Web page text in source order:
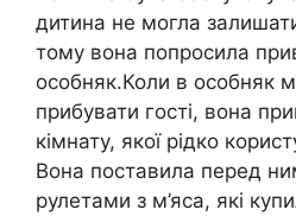
дитина не могла
тому вона попросила
особняк.Коли в особняк
прибувати гості, вона
кімнату, якої рідко
Вона поставила перед
рулетами з м’яса, які